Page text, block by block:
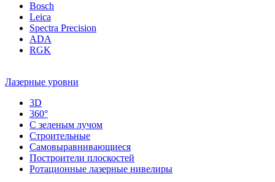
Bosch
Leica
Spectra Precision
ADA
RGK
Лазерные уровни
3D
360°
С зеленым лучом
Строительные
Самовыравнивающиеся
Построители плоскостей
Ротационные лазерные нивелиры